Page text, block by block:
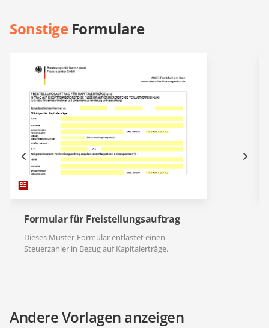
SonstigeFormulare
Formular für Freistellungsauftrag
Dieses Muster-Formular entlastet einen
Steuerzahler in Bezug auf Kapitalerträge.
Andere Vorlagen anzeigen